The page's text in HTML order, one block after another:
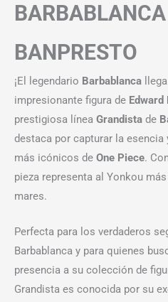
BANPRESTO
¡El legendario Barbablanca
impresionante figura de Edward
prestigiosa línea Grandista de
destaca por capturar la
más icónicos de One Piece.
pieza representa al Yonkou
mares.
Perfecta para los verdaderos
Barbablanca y para quienes
presencia a su colección de
Grandista es conocida por su